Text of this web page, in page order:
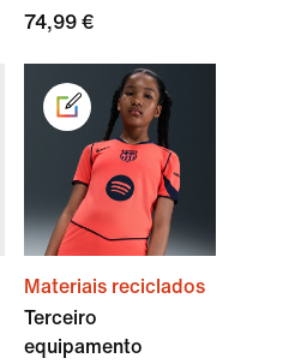
74,99 €
Materiais reciclados
Terceiro
equipamento